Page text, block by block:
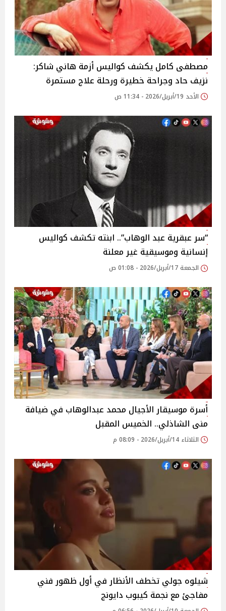
مصطفى كامل يكشف كواليس أزمة هاني شاكر:
نزيف حاد وجراحة خطيرة ورحلة علاج مستمرة
الأحد 19/أبريل/2026 - 11:34 ص
“سر عبقرية عبد الوهاب”.. ابنته تكشف كواليس
إنسانية وموسيقية غير معلنة
الجمعة 17/أبريل/2026 - 01:08 ص
أسرة موسيقار الأجيال محمد عبدالوهاب في ضيافة
منى الشاذلي.. الخميس المقبل
الثلاثاء 14/أبريل/2026 - 08:09 م
شيلوه جولي تخطف الأنظار في أول ظهور فني
مفاجئ مع نجمة كيبوب دايونج